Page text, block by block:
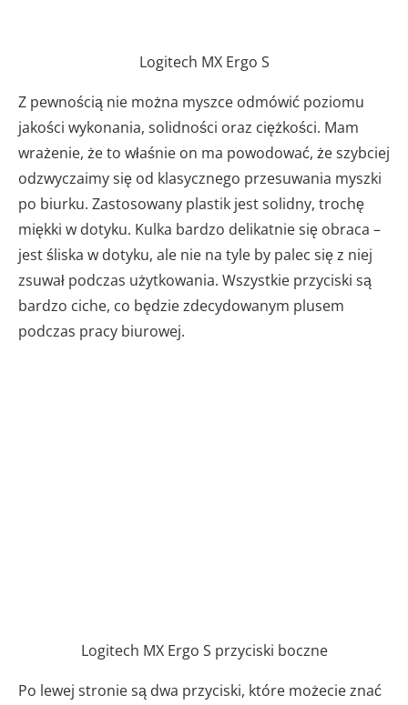
Logitech MX Ergo S
Z pewnością nie można myszce odmówić poziomu
jakości wykonania, solidności oraz ciężkości. Mam
wrażenie, że to właśnie on ma powodować, że szybciej
odzwyczaimy się od klasycznego przesuwania myszki
po biurku. Zastosowany plastik jest solidny, trochę
miękki w dotyku. Kulka bardzo delikatnie się obraca –
jest śliska w dotyku, ale nie na tyle by palec się z niej
zsuwał podczas użytkowania. Wszystkie przyciski są
bardzo ciche, co będzie zdecydowanym plusem
podczas pracy biurowej.
Logitech MX Ergo S przyciski boczne
Po lewej stronie są dwa przyciski, które możecie znać